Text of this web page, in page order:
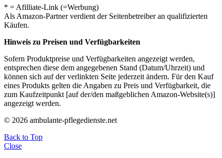
* = Afilliate-Link (=Werbung)
Als Amazon-Partner verdient der Seitenbetreiber an qualifizierten
Käufen.
Hinweis zu Preisen und Verfügbarkeiten
Sofern Produktpreise und Verfügbarkeiten angezeigt werden,
entsprechen diese dem angegebenen Stand (Datum/Uhrzeit) und
können sich auf der verlinkten Seite jederzeit ändern. Für den Kauf
eines Produkts gelten die Angaben zu Preis und Verfügbarkeit, die
zum Kaufzeitpunkt [auf der/den maßgeblichen Amazon-Website(s)]
angezeigt werden.
© 2026 ambulante-pflegedienste.net
Back to Top
Close